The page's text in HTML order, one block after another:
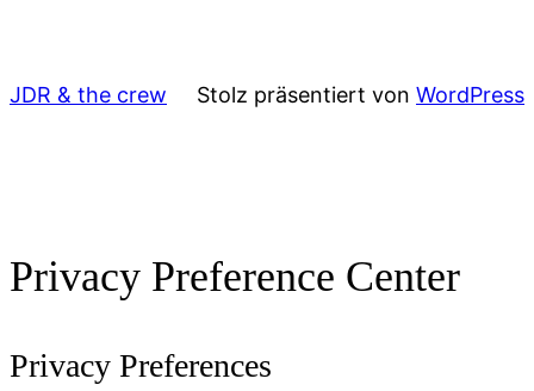
JDR & the crew Stolz präsentiert von WordPress
Privacy Preference Center
Privacy Preferences